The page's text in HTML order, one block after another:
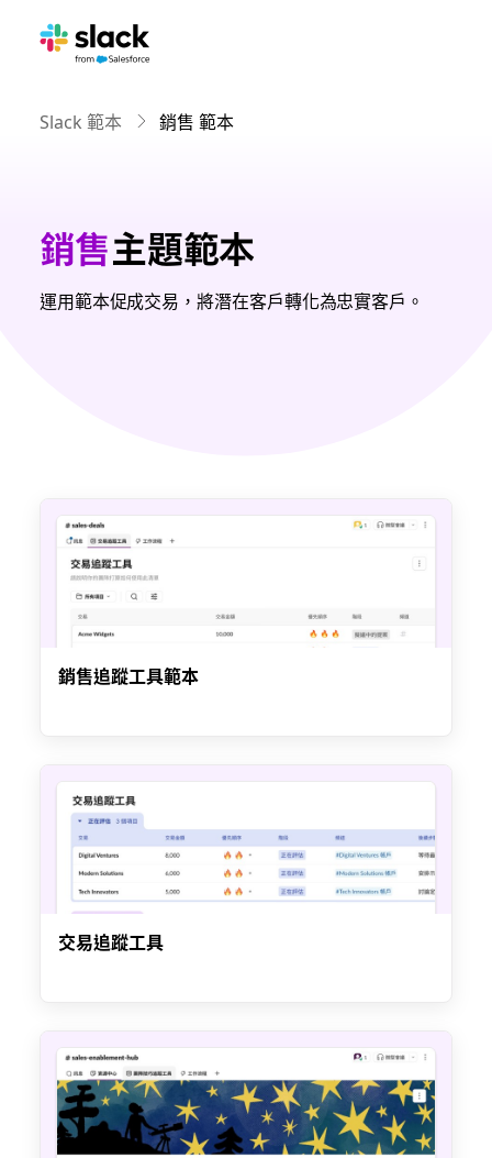
Slack 範本 銷售 範本
銷售主題範本
運用範本促成交易，將潛在客戶轉化為忠實客戶。
銷售追蹤工具範本
交易追蹤工具